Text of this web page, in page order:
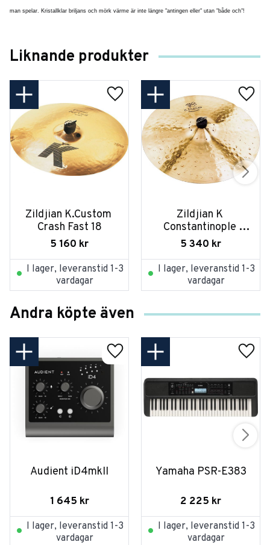
man spelar. Kristallklar briljans och mörk värme är inte längre "antingen eller" utan "både och"!
Liknande produkter
Zildjian K.Custom
Crash Fast 18
5 160 kr
I lager, leveranstid 1-3
vardagar
Zildjian K
Constantinople
Crash 16
5 340 kr
I lager, leveranstid 1-3
vardagar
Andra köpte även
Audient iD4mkII
1 645 kr
I lager, leveranstid 1-3
vardagar
Yamaha PSR-E383
2 225 kr
I lager, leveranstid 1-3
vardagar